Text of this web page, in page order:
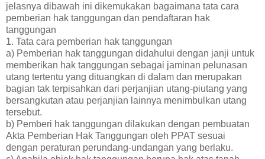
jelasnya dibawah ini dikemukakan bagaimana tata cara
pemberian hak tanggungan dan pendaftaran hak
tanggungan
1. Tata cara pemberian hak tanggungan
a) Pemberian hak tanggungan didahului dengan janji untuk
memberikan hak tanggungan sebagai jaminan pelunasan
utang tertentu yang dituangkan di dalam dan merupakan
bagian tak terpisahkan dari perjanjian utang-piutang yang
bersangkutan atau perjanjian lainnya menimbulkan utang
tersebut.
b) Pemberi hak tanggungan dilakukan dengan pembuatan
Akta Pemberian Hak Tanggungan oleh PPAT sesuai
dengan peraturan perundang-undangan yang berlaku.